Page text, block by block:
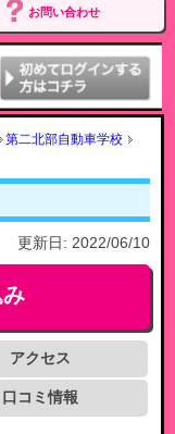
お問い合わせ
第二北部自動車学校
更新日: 2022/06/10
アクセス
口コミ情報